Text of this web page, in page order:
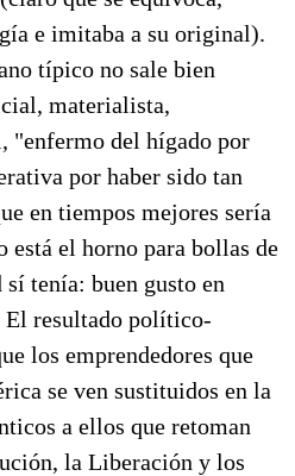
e imitaba a su original).
típico no sale bien
materialista,
"enfermo del hígado por
por haber sido tan
en tiempos mejores sería
está el horno para bollas de
tenía: buen gusto en
El resultado político-
los emprendedores que
se ven sustituidos en la
a ellos que retoman
la Liberación y los